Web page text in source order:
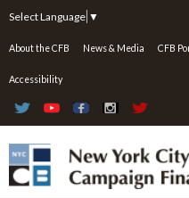
Select Language ▼
About the CFB News & Media CFB
Accessibility